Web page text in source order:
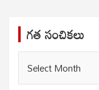
గత సంచికలు
గత
సంచికలు